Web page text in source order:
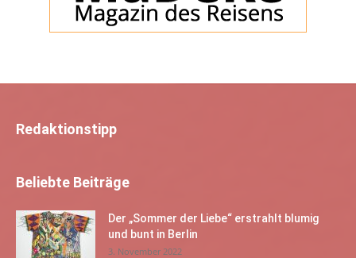
Redaktionstipp
Beliebte Beiträge
Der „Sommer der Liebe“ erstrahlt blumig
und bunt in Berlin
3. November 2022